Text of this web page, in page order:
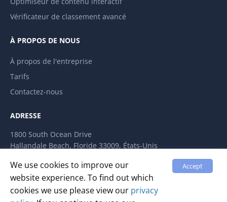
Vérificateur de classement avancé
À PROPOS DE NOUS
À propos de l'entreprise
Tarifs
Contactez-nous
ADRESSE
1800 South Ocean Drive
Hallandale Beach, Floride 33009, États-Unis
We use cookies to improve our
website experience. To find out which
cookies we use please view our privacy
Accept